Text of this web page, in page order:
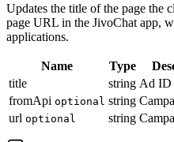
Updates the title of the page the
page URL in the JivoChat app,
applications.
Name Type
title
string Ad ID
fromApi optional string
url optional string